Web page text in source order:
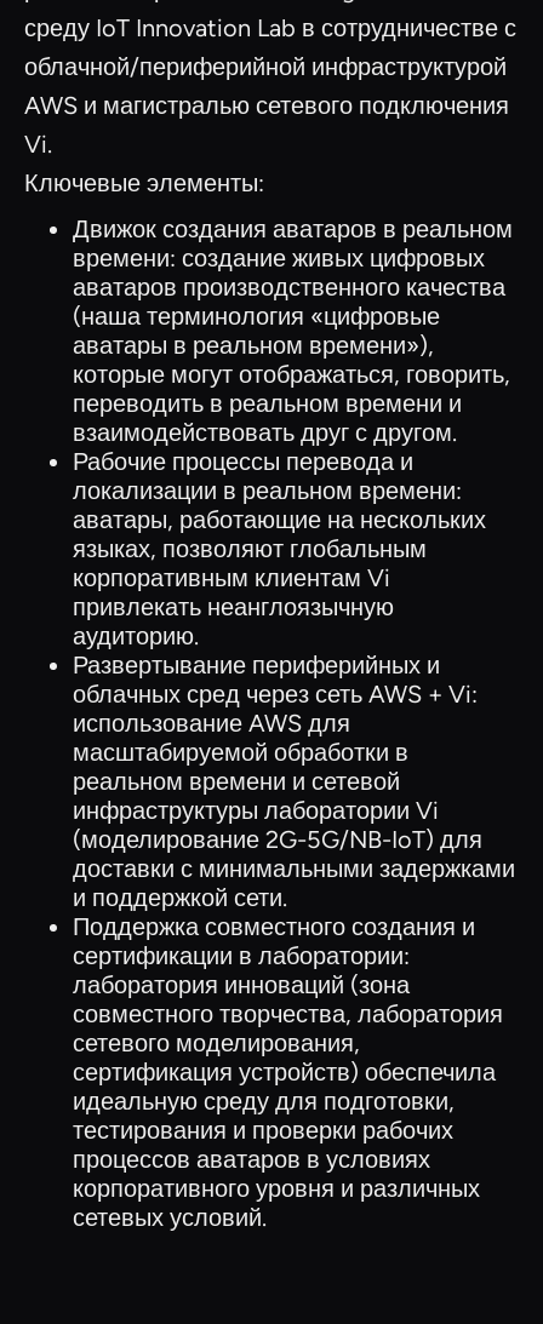
среду IoT Innovation Lab в сотрудничестве с
облачной/периферийной инфраструктурой
AWS и магистралью сетевого подключения
Vi.
Ключевые элементы:
Движок создания аватаров в реальном
времени: создание живых цифровых
аватаров производственного качества
(наша терминология «цифровые
аватары в реальном времени»),
которые могут отображаться, говорить,
переводить в реальном времени и
взаимодействовать друг с другом.
Рабочие процессы перевода и
локализации в реальном времени:
аватары, работающие на нескольких
языках, позволяют глобальным
корпоративным клиентам Vi
привлекать неанглоязычную
аудиторию.
Развертывание периферийных и
облачных сред через сеть AWS + Vi:
использование AWS для
масштабируемой обработки в
реальном времени и сетевой
инфраструктуры лаборатории Vi
(моделирование 2G-5G/NB-IoT) для
доставки с минимальными задержками
и поддержкой сети.
Поддержка совместного создания и
сертификации в лаборатории:
лаборатория инноваций (зона
совместного творчества, лаборатория
сетевого моделирования,
сертификация устройств) обеспечила
идеальную среду для подготовки,
тестирования и проверки рабочих
процессов аватаров в условиях
корпоративного уровня и различных
сетевых условий.